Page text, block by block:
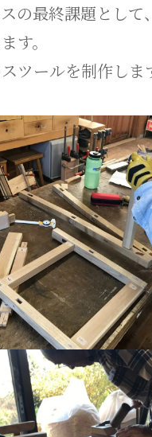
の最終課題として
す。
ツールを制作しま